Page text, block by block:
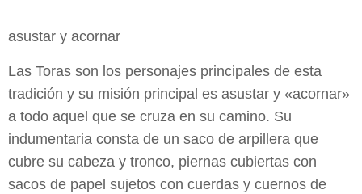
asustar y acornar
Las Toras son los personajes principales de esta
tradición y su misión principal es asustar y «acornar»
a todo aquel que se cruza en su camino. Su
indumentaria consta de un saco de arpillera que
cubre su cabeza y tronco, piernas cubiertas con
sacos de papel sujetos con cuerdas y cuernos de